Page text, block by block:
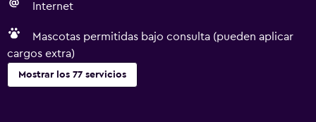
Internet
Mascotas permitidas bajo consulta (pueden aplicar
cargos extra)
Mostrar los 77 servicios